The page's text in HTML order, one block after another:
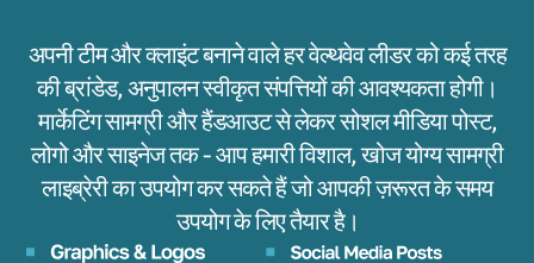
अपनी टीम और क्लाइंट बनाने वाले हर वेल्थवेव लीडर को कई तरह
की ब्रांडेड, अनुपालन स्वीकृत संपत्तियों की आवश्यकता होगी।
मार्केटिंग सामग्री और हैंडआउट से लेकर सोशल मीडिया पोस्ट,
लोगो और साइनेज तक - आप हमारी विशाल, खोज योग्य सामग्री
लाइब्रेरी का उपयोग कर सकते हैं जो आपकी ज़रूरत के समय
उपयोग के लिए तैयार है।